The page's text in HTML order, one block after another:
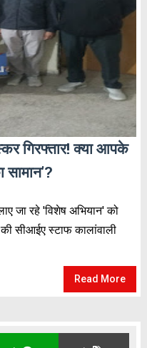
गिरफ्तार! क्या आपके
सामान'?
जा रहे 'विशेष अभियान' को
सीआईए स्टाफ कालांवाली
Read More